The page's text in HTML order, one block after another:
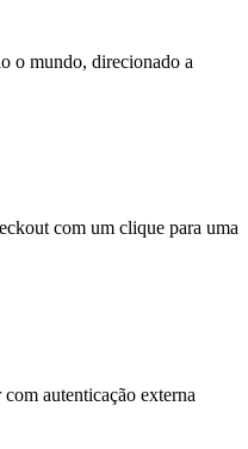
o mundo, direcionado a
com um clique para uma
autenticação externa